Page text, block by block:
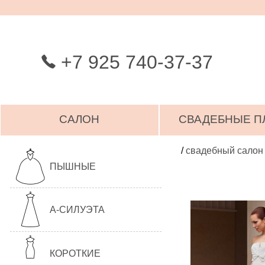
+7 925 740-37-37
САЛОН СВАДЕБНЫЕ
ПЫШНЫЕ
А-СИЛУЭТА
КОРОТКИЕ
/свадебный салон